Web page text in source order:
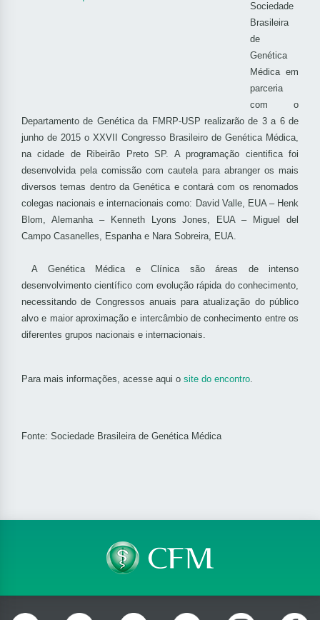
Sociedade
Brasileira
de
Genética
Médica em
parceria
com o
Departamento de Genética da FMRP-USP realizarão de 3 a 6 de
junho de 2015 o XXVII Congresso Brasileiro de Genética Médica,
na cidade de Ribeirão Preto SP. A programação cientifica foi
desenvolvida pela comissão com cautela para abranger os mais
diversos temas dentro da Genética e contará com os renomados
colegas nacionais e internacionais como: David Valle, EUA – Henk
Blom, Alemanha – Kenneth Lyons Jones, EUA – Miguel del
Campo Casanelles, Espanha e Nara Sobreira, EUA.
A Genética Médica e Clínica são áreas de intenso
desenvolvimento científico com evolução rápida do conhecimento,
necessitando de Congressos anuais para atualização do público
alvo e maior aproximação e intercâmbio de conhecimento entre os
diferentes grupos nacionais e internacionais.
Para mais informações, acesse aqui o site do encontro.
Fonte: Sociedade Brasileira de Genética Médica